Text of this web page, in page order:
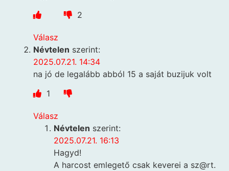
2
Válasz
Névtelen szerint:
2025.07.21. 14:34
na jó de legalább abból 15 a saját buzijuk volt
1
Válasz
Névtelen szerint:
2025.07.21. 16:13
Hagyd!
A harcost emlegető csak keverei a sz@rt.